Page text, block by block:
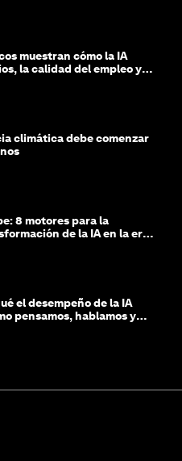
muestran cómo la IA
la calidad del empleo y
climática debe comenzar
8 motores para la
de la IA en la era
el desempeño de la IA
pensamos, hablamos y